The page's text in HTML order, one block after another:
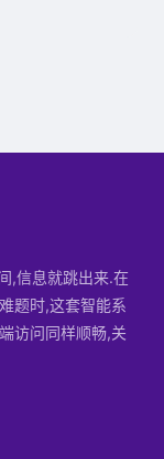
,信息就跳出来.在
题时,这套智能系
访问同样顺畅,关